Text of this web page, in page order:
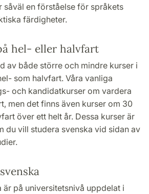
såväl en förståelse för språkets
färdigheter.
hel- eller halvfart
av både större och mindre kurser i
som halvfart. Våra vanliga
och kandidatkurser om vardera
men det finns även kurser om 30
över ett helt år. Dessa kurser är
du vill studera svenska vid sidan av
är på universitetsnivå uppdelat i